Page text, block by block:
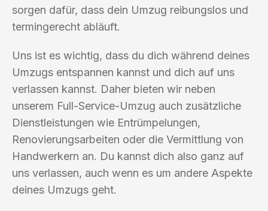
sorgen dafür, dass dein Umzug reibungslos und
termingerecht abläuft.
Uns ist es wichtig, dass du dich während deines
Umzugs entspannen kannst und dich auf uns
verlassen kannst. Daher bieten wir neben
unserem Full-Service-Umzug auch zusätzliche
Dienstleistungen wie Entrümpelungen,
Renovierungsarbeiten oder die Vermittlung von
Handwerkern an. Du kannst dich also ganz auf
uns verlassen, auch wenn es um andere Aspekte
deines Umzugs geht.